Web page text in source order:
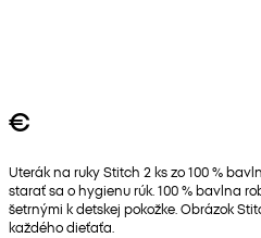
€
Uterák na ruky Stitch 2 ks zo 100 %
starať sa o hygienu rúk. 100 % bavlna
šetrnými k detskej pokožke. Obrázok
každého dieťaťa.